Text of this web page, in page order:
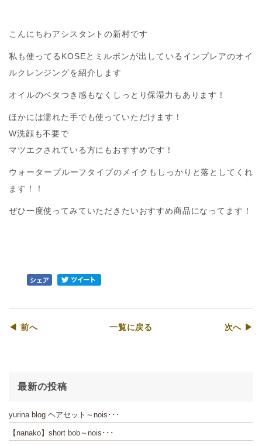
こんにちわアシスタントの新村です
私も使ってるKOSEとミルボンが出しているインプレアのオイ
ルクレンジングを紹介します
オイルのベタつき感もなくしっとり保湿力もあります！
ほかには濡れた手でも使っていただけます！
W洗顔も不要で
マツエクされている方にもおすすめです！
ウォータープルーフタイプのメイクもしっかりと落としてくれ
ます！！
ぜひ一度使ってみていただきたいおすすめ商品になってます！
◀ 前へ 一覧に戻る 次へ ▶
最新の投稿
yurina blog ヘアセット～nois･･･
【nanako】short bob～nois･･･